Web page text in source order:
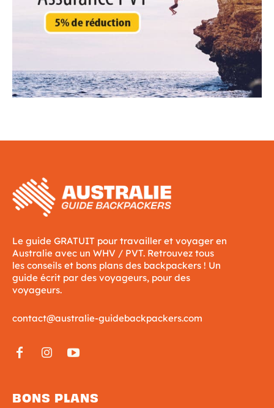
Le guide GRATUIT pour travailler et voyager en
Australie avec un WHV / PVT. Retrouvez tous
les conseils et bons plans des backpackers ! Un
guide écrit par des voyageurs, pour des
voyageurs.
contact@australie-guidebackpackers.com
BONS PLANS